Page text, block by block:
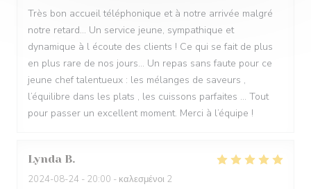
Très bon accueil téléphonique et à notre arrivée malgré
notre retard… Un service jeune, sympathique et
dynamique à l écoute des clients ! Ce qui se fait de plus
en plus rare de nos jours… Un repas sans faute pour ce
jeune chef talentueux : les mélanges de saveurs ,
l’équilibre dans les plats , les cuissons parfaites … Tout
pour passer un excellent moment. Merci à l’équipe !
Lynda B
2024-08-24 - 20:00 - καλεσμένοι 2